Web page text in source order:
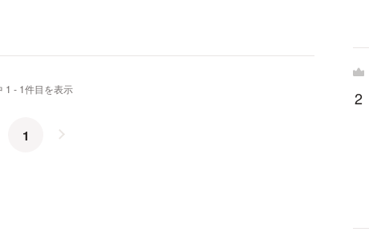
1 - 1件目を表示
1